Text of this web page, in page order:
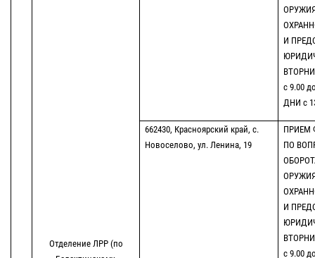
Отделение ЛРР (по
И
с 9.00
ДНИ с
662430, Красноярский край, с.
Новоселово, ул. Ленина, 19
ПРИЕМ
ПО
И
с 9.00